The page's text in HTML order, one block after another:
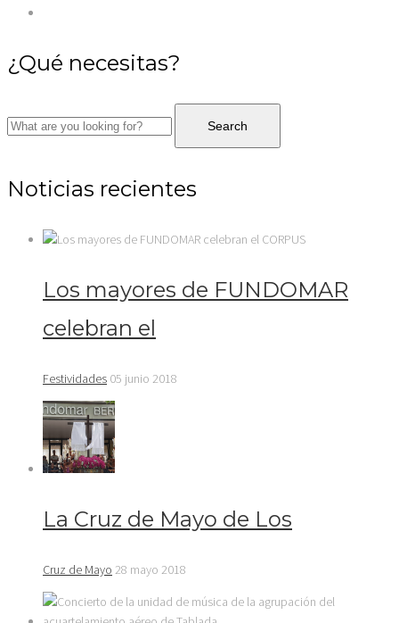
¿Qué necesitas?
Noticias recientes
Los mayores de FUNDOMAR
celebran el
Festividades 05 junio 2018
La Cruz de Mayo de Los
Cruz de Mayo 28 mayo 2018